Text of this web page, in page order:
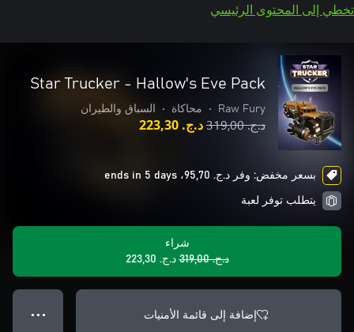
تخطي إلى المحتوى الرئيسي
Star Trucker - Hallow's Eve Pack
Raw Fury
• محاكاة • السباق والطيران
د.ج.‏ 319,00 د.ج.‏ 223,30
بسعر مخفض: وفر د.ج.‏ 95,70، ends in 5 days
يتطلب توفر لعبة
شراء
د.ج.‏ 319,00
د.ج.‏ 223,30
إضافة إلى قائمة الأمنيات ● ● ●